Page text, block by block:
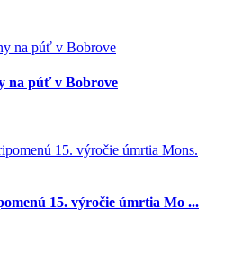
na púť v Bobrove
15. výročie úmrtia Mo ...